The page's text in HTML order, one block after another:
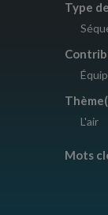
Type
L'air
Mots